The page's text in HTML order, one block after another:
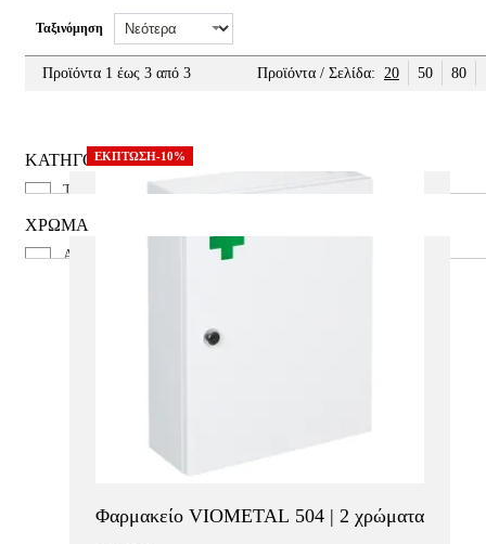
Ταξινόμηση
Προϊόντα 1 έως 3 από 3 Προϊόντα / Σελίδα: 20 50 80
ΚΑΤΗΓΟΡΙΑ
Τοίχου
Φαρμακείο
ΧΡΩΜΑ
Ανοξείδωτο
ΕΚΠΤΩΣΗ-10%
Φαρμακείο VIOMETAL 504 | 2 χρώματα